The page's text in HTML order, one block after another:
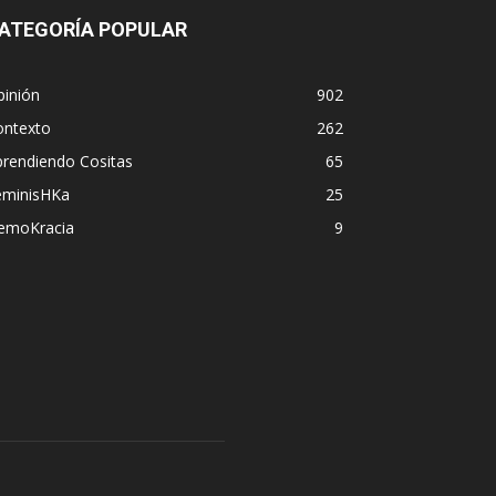
POPULAR
902
262
Cositas
65
25
9